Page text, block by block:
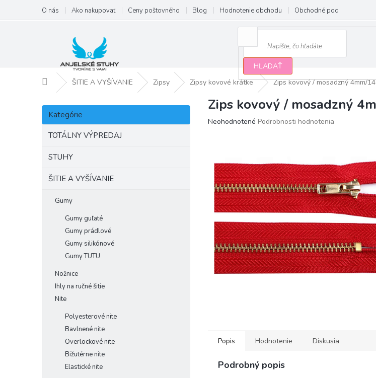
obsah
O nás Ako nakupovať Ceny poštovného Blog Hodnotenie obchodu Obchodné podmienky
HĽADAŤ
DomovŠITIE A VYŠÍVANIE Zipsy Zipsy kovové krátke Zips kovový / mosadzný 4mm/
B
č
Preskočiť
kategórie
Kategórie
TOTÁLNY VÝPREDAJ
STUHY
ŠITIE A VYŠÍVANIE
Gumy
Gumy guľaté
Gumy prádlové
Gumy silikónové
Gumy TUTU
Nožnice
Ihly na ručné šitie
Nite
Polyesterové nite
Bavlnené nite
Overlockové nite
Bižutérne nite
Elastické nite
Zips kovový / mosadzný
Priemerné
hviezdičiek.
Neohodnotené Podrobnosti hodnotenia
Popis Hodnotenie Diskusia
Podrobný popis